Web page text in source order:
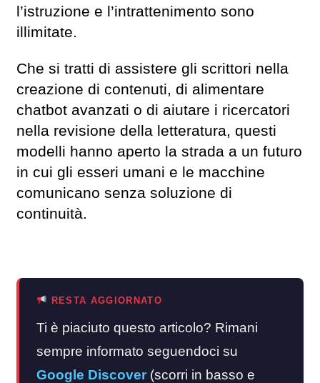
l’istruzione e l’intrattenimento sono
illimitate.
Che si tratti di assistere gli scrittori nella
creazione di contenuti, di alimentare
chatbot avanzati o di aiutare i ricercatori
nella revisione della letteratura, questi
modelli hanno aperto la strada a un futuro
in cui gli esseri umani e le macchine
comunicano senza soluzione di
continuità.
RESTA AGGIORNATO
Ti è piaciuto questo articolo? Rimani
sempre informato seguendoci su
Google Discover (scorri in basso e